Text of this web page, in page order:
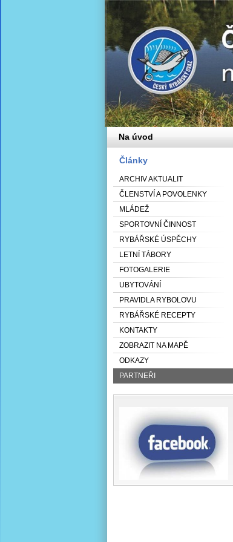
Články
ARCHIV AKTUALIT
ČLENSTVÍ A POVOLENKY
MLÁDEŽ
SPORTOVNÍ ČINNOST
RYBÁŘSKÉ ÚSPĚCHY
LETNÍ TÁBORY
FOTOGALERIE
UBYTOVÁNÍ
PRAVIDLA RYBOLOVU
RYBÁŘSKÉ RECEPTY
KONTAKTY
ZOBRAZIT NA MAPĚ
ODKAZY
PARTNEŘI
Na úvod